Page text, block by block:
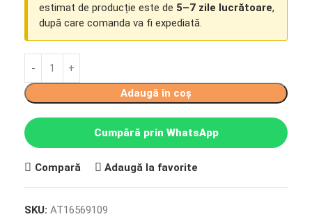
estimat de producție este de 5–7 zile lucrătoare,
după care comanda va fi expediată.
Adaugă în coș
Cumpără prin WhatsApp
Compară Adaugă la favorite
SKU: AT16569109